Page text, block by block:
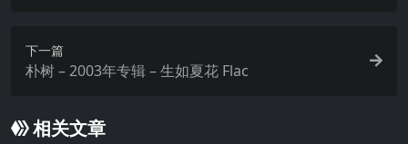
下一篇
朴树 – 2003年专辑 – 生如夏花 Flac
相关文章